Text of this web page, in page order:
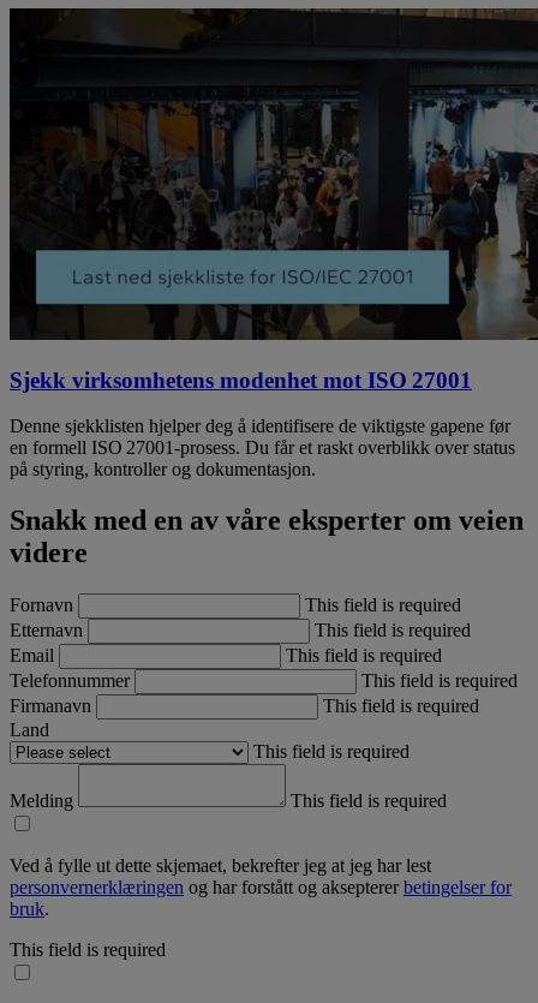
Sjekk virksomhetens modenhet mot ISO 27001
Denne sjekklisten hjelper deg å identifisere de viktigste gapene før
en formell ISO 27001‑prosess. Du får et raskt overblikk over status
på styring, kontroller og dokumentasjon.
Snakk med en av våre eksperter om veien
videre
Fornavn
This field is required
Etternavn
This field is required
Email
This field is required
Telefonnummer
This field is required
Firmanavn
This field is required
Land
This field is required
Melding This field is required
Ved å fylle ut dette skjemaet, bekrefter jeg at jeg har lest
personvernerklæringen og har forstått og akseptererbetingelser for
bruk.
This field is required